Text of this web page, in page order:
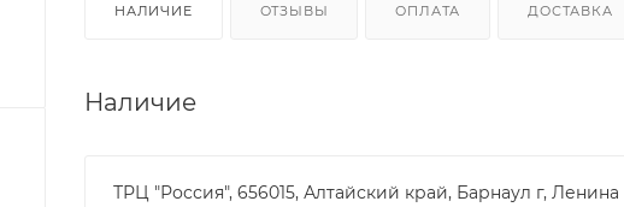
НАЛИЧИЕ ОТЗЫВЫ ОПЛАТА ДОСТАВКА
Наличие
ТРЦ "Россия", 656015, Алтайский край, Барнаул г, Ленина